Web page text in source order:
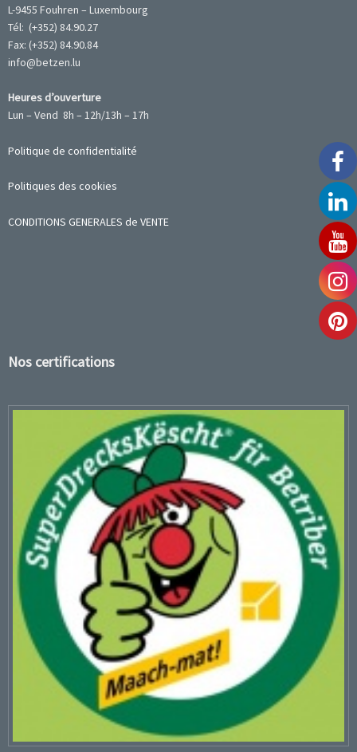
L-9455 Fouhren – Luxembourg
Tél: (+352) 84.90.27
Fax: (+352) 84.90.84
info@betzen.lu
Heures d’ouverture
Lun – Vend 8h – 12h/13h – 17h
Politique de confidentialité
Politiques des cookies
CONDITIONS GENERALES de VENTE
Nos certifications